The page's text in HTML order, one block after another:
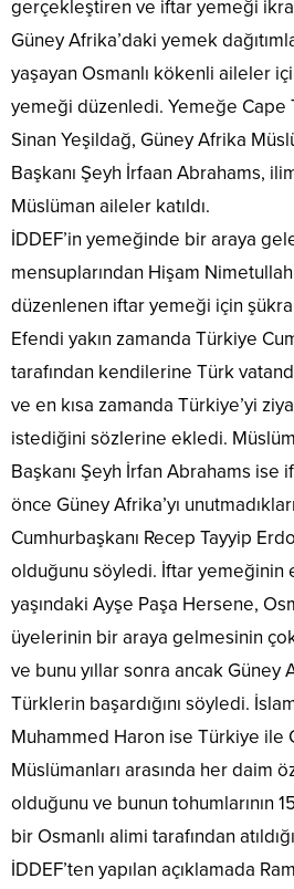
gerçekleştiren ve iftar yemeği
Güney Afrika’daki yemek
yaşayan Osmanlı kökenli aileler
yemeği düzenledi. Yemeğe Cape
Sinan Yeşildağ, Güney Afrika
Başkanı Şeyh İrfaan Abrahams,
Müslüman aileler katıldı.
İDDEF’in yemeğinde bir araya
mensuplarından Hişam
düzenlenen iftar yemeği için
Efendi yakın zamanda Türkiye
tarafından kendilerine Türk
ve en kısa zamanda Türkiye’yi
istediğini sözlerine ekledi.
Başkanı Şeyh İrfan Abrahams ise
önce Güney Afrika’yı
Cumhurbaşkanı Recep Tayyip
olduğunu söyledi. İftar yemeğinin
yaşındaki Ayşe Paşa Hersene,
üyelerinin bir araya gelmesinin
ve bunu yıllar sonra ancak Güney
Türklerin başardığını söyledi.
Muhammed Haron ise Türkiye ile
Müslümanları arasında her daim
olduğunu ve bunun tohumlarının
bir Osmanlı alimi tarafından
İDDEF’ten yapılan açıklamada